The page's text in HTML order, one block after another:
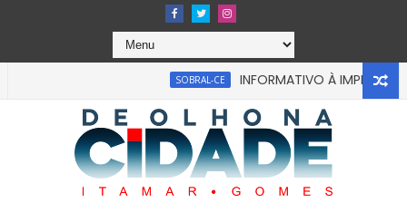
SOBRAL-CE INFORMATIVO À IMPRENSA